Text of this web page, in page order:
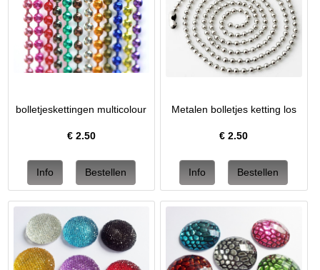
bolletjeskettingen multicolour
€ 2.50
Metalen bolletjes ketting los
€2.50